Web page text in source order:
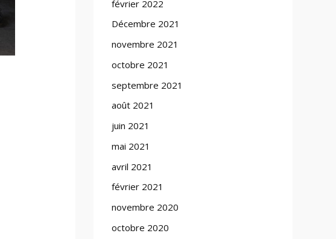
février 2022
Décembre 2021
novembre 2021
octobre 2021
septembre 2021
août 2021
juin 2021
mai 2021
avril 2021
février 2021
novembre 2020
octobre 2020